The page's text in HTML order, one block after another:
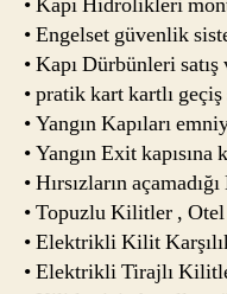
• Engelset güvenlik
• Kapı Dürbünleri
• pratik kart kartlı
• Yangın Kapıları
• Yangın Exit
• Hırsızların
• Topuzlu Kilitler ,
• Elektrikli Kilit
• Elektrikli Tirajlı